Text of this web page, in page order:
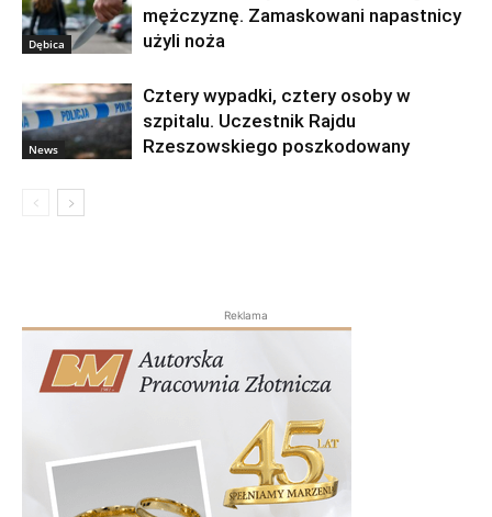
Dębica
mężczyznę. Zamaskowani napastnicy
użyli noża
News
Cztery wypadki, cztery osoby w
szpitalu. Uczestnik Rajdu
Rzeszowskiego poszkodowany
Reklama